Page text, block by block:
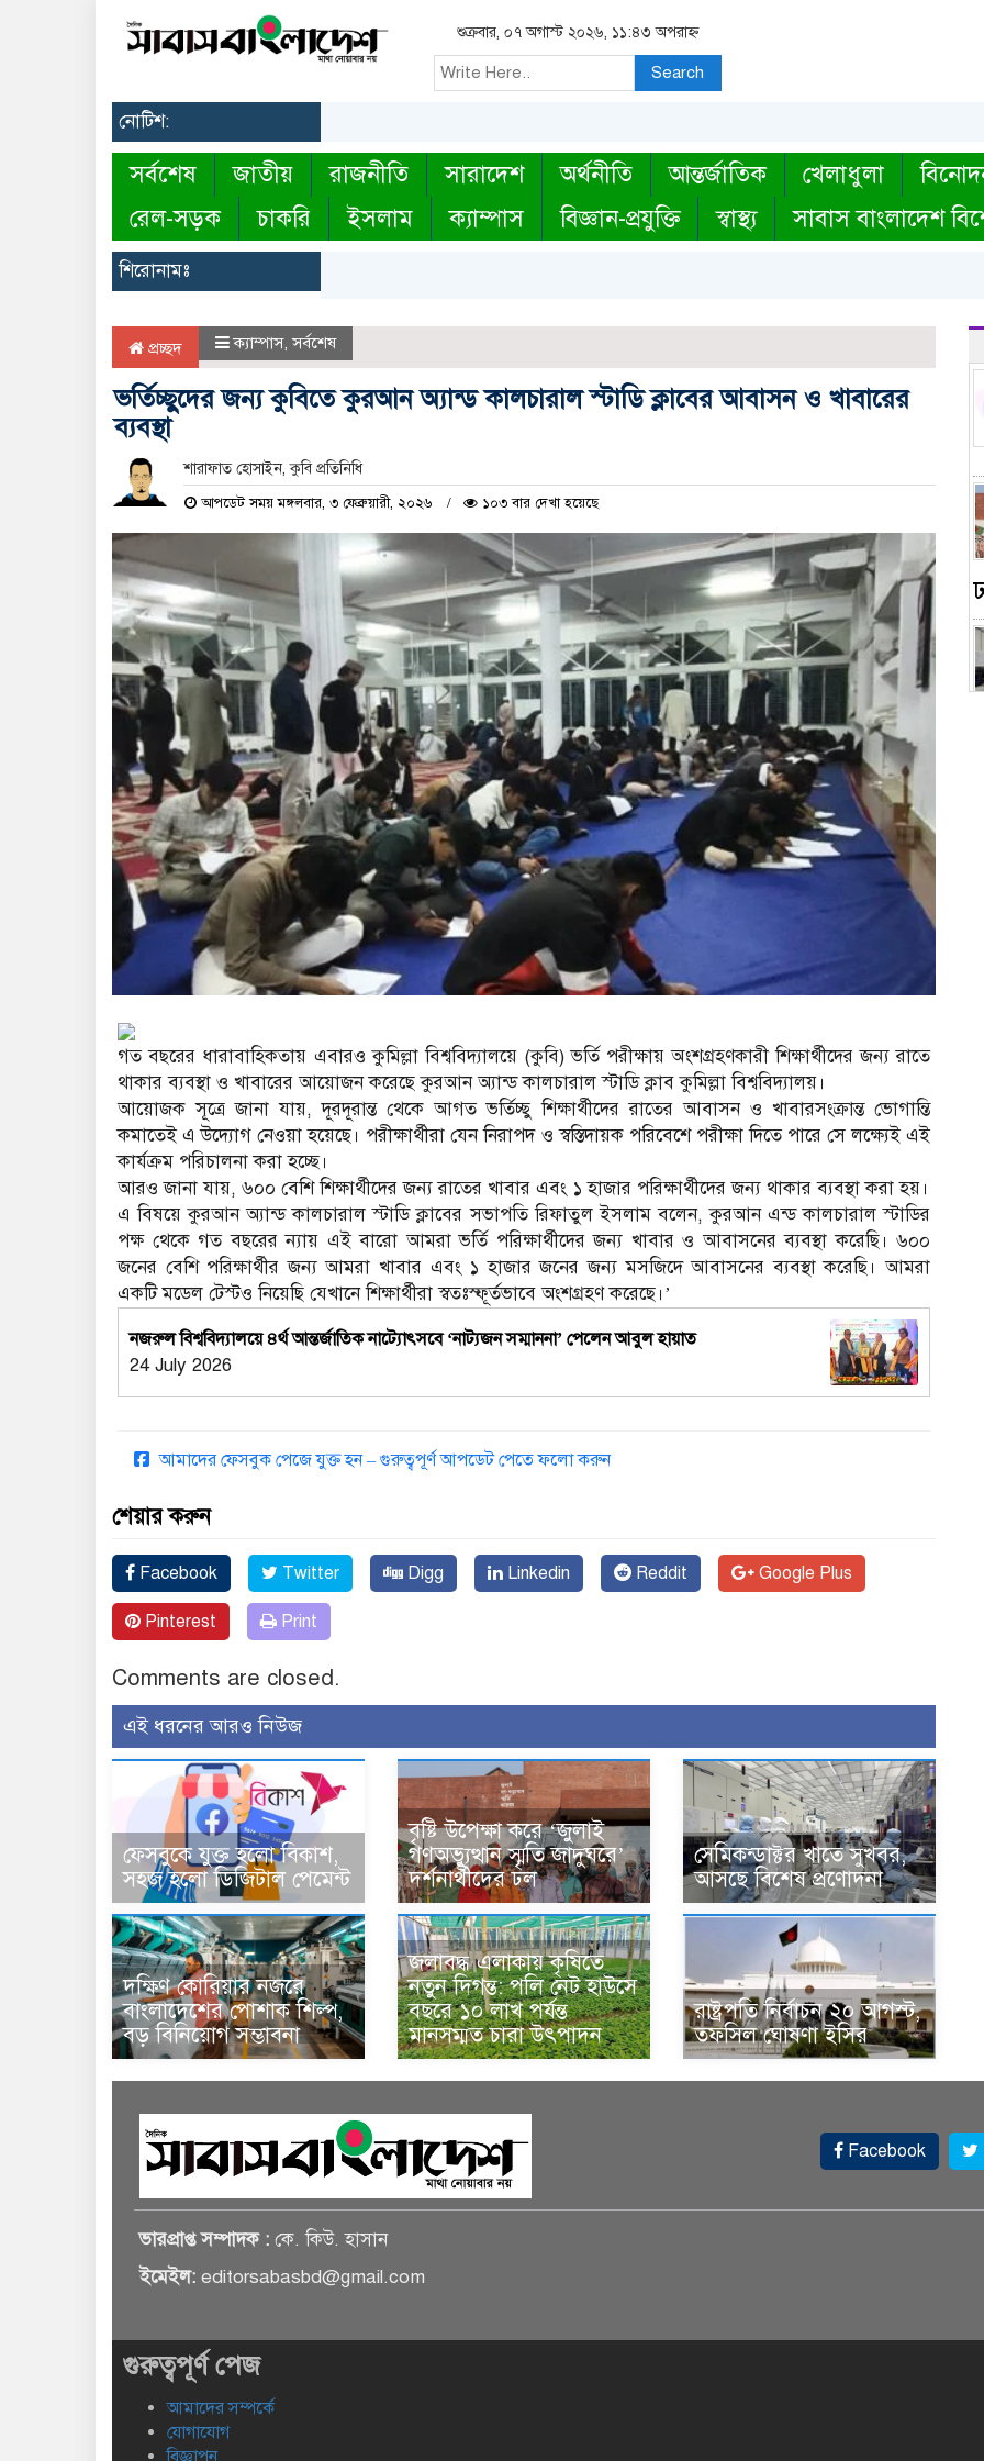
শুক্রবার, ০৭ অগাস্ট ২০২৬, ১১:৪৩ অপরাহ্ন
Search
নোটিশ:
সর্বশেষ জাতীয় রাজনীতি সারাদেশ অর্থনীতি আন্তর্জাতিক খেলাধুলা
রেল-সড়ক
চাকরি ইসলাম ক্যাম্পাস বিজ্ঞান-প্রযুক্তি স্বাস্থ্য সাবাস বাংলাদেশ
শিরোনামঃ
প্রচ্ছদ ক্যাম্পাস,সর্বশেষ
ভর্তিচ্ছুদের জন্য কুবিতে কুরআন অ্যান্ড কালচারাল স্টাডি ক্লাবের আবাসন ও খাবারের
ব্যবস্থা
শারাফাত হোসাইন, কুবি প্রতিনিধি
আপডেট সময় মঙ্গলবার, ৩ ফেব্রুয়ারী, ২০২৬ ১০৩ বার দেখা হয়েছে
গত বছরের ধারাবাহিকতায় এবারও কুমিল্লা বিশ্ববিদ্যালয়ে (কুবি) ভর্তি পরীক্ষায় অংশগ্রহণকারী শিক্ষার্থীদের জন্য রাতে
থাকার ব্যবস্থা ও খাবারের আয়োজন করেছে কুরআন অ্যান্ড কালচারাল স্টাডি ক্লাব কুমিল্লা বিশ্ববিদ্যালয়।
আয়োজক সূত্রে জানা যায়, দূরদূরান্ত থেকে আগত ভর্তিচ্ছু শিক্ষার্থীদের রাতের আবাসন ও খাবারসংক্রান্ত ভোগান্তি
কমাতেই এ উদ্যোগ নেওয়া হয়েছে। পরীক্ষার্থীরা যেন নিরাপদ ও স্বস্তিদায়ক পরিবেশে পরীক্ষা দিতে পারে সে লক্ষ্যেই এই
কার্যক্রম পরিচালনা করা হচ্ছে।
আরও জানা যায়, ৬০০ বেশি শিক্ষার্থীদের জন্য রাতের খাবার এবং ১ হাজার পরিক্ষার্থীদের জন্য থাকার ব্যবস্থা করা হয়।
এ বিষয়ে কুরআন অ্যান্ড কালচারাল স্টাডি ক্লাবের সভাপতি রিফাতুল ইসলাম বলেন, কুরআন এন্ড কালচারাল স্টাডির
পক্ষ থেকে গত বছরের ন্যায় এই বারো আমরা ভর্তি পরিক্ষার্থীদের জন্য খাবার ও আবাসনের ব্যবস্থা করেছি। ৬০০
জনের বেশি পরিক্ষার্থীর জন্য আমরা খাবার এবং ১ হাজার জনের জন্য মসজিদে আবাসনের ব্যবস্থা করেছি। আমরা
একটি মডেল টেস্টও নিয়েছি যেখানে শিক্ষার্থীরা স্বতঃস্ফূর্তভাবে অংশগ্রহণ করেছে।’
নজরুল বিশ্ববিদ্যালয়ে ৪র্থ আন্তর্জাতিক নাট্যোৎসবে ‘নাট্যজন সম্মাননা’ পেলেন আবুল হায়াত
24 July 2026
আমাদের ফেসবুক পেজে যুক্ত হন – গুরুত্বপূর্ণ আপডেট পেতে ফলো করুন
শেয়ার করুন
Facebook Twitter Digg Linkedin Reddit Google Plus
Pinterest Print
Comments are closed.
এই ধরনের আরও নিউজ
ফেসবুকে যুক্ত হলো বিকাশ,
সহজ হলো ডিজিটাল পেমেন্ট
বৃষ্টি উপেক্ষা করে ‘জুলাই
গণঅভ্যুত্থান স্মৃতি জাদুঘরে’
দর্শনার্থীদের ঢল
সেমিকন্ডাক্টর খাতে সুখবর,
আসছে বিশেষ প্রণোদনা
দক্ষিণ কোরিয়ার নজরে
বাংলাদেশের পোশাক শিল্প,
বড় বিনিয়োগ সম্ভাবনা
জলাবদ্ধ এলাকায় কৃষিতে
নতুন দিগন্ত: পলি নেট হাউসে
বছরে ১০ লাখ পর্যন্ত
মানসম্মত চারা উৎপাদন
রাষ্ট্রপতি নির্বাচন ২০ আগস্ট,
তফসিল ঘোষণা ইসির
Facebook
ভারপ্রাপ্ত সম্পাদক : কে. কিউ. হাসান
ইমেইল: editorsabasbd@gmail.com
গুরুত্বপূর্ণ পেজ
আমাদের সম্পর্কে
যোগাযোগ
বিজ্ঞাপন